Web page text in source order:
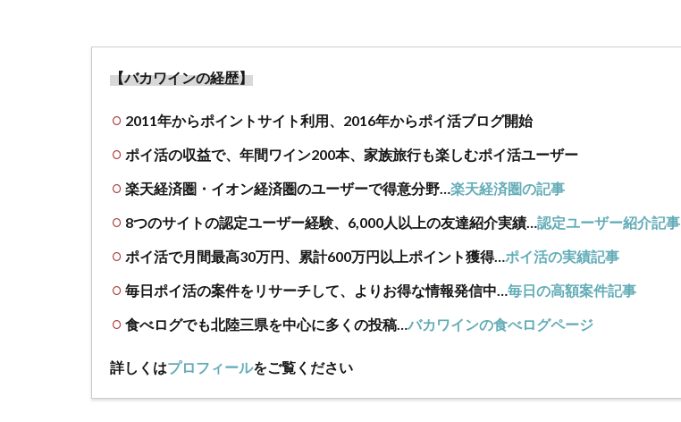
【バカワインの経歴】
2011年からポイントサイト利用、2016年からポイ活ブログ開始
ポイ活の収益で、年間ワイン200本、家族旅行も楽しむポイ活ユーザー
楽天経済圏・イオン経済圏のユーザーで得意分野…楽天経済圏の記事
8つのサイトの認定ユーザー経験、6,000人以上の友達紹介実績…認定ユーザー紹介記事
ポイ活で月間最高30万円、累計600万円以上ポイント獲得…ポイ活の実績記事
毎日ポイ活の案件をリサーチして、よりお得な情報発信中…毎日の高額案件記事
食べログでも北陸三県を中心に多くの投稿…バカワインの食べログページ
詳しくはプロフィールをご覧ください